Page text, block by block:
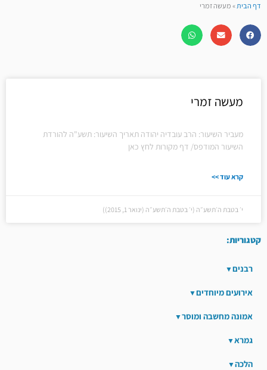
דף הבית»מעשה זמרי
מעשה זמרי
מעביר השיעור: הרב עובדיה יהודה תאריך השיעור: תשע"ה להורדת
השיעור המודפס/ דף מקורות לחץ כאן
קרא עוד >>
י׳ בטבת ה׳תשע״ה (י׳ בטבת ה׳תשע״ה (ינואר 1, 2015))
קטגוריות:
רבנים
אירועים מיוחדים
אמונה מחשבה ומוסר
גמרא
הלכה